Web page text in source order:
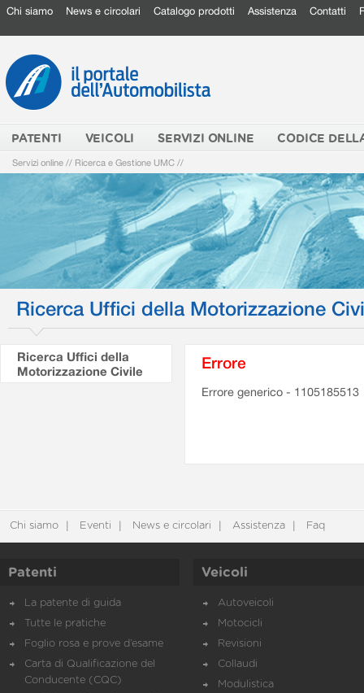
Chi siamo News e circolari Catalogo prodotti Assistenza Contatti
PATENTI VEICOLI SERVIZI ONLINE CODICE
Servizi online // Ricerca e Gestione UMC //
Ricerca Uffici della Motorizzazione
Ricerca Uffici della
Motorizzazione Civile
Errore
Errore generico - 1105185513
Chi siamo Eventi News e circolari Assistenza Faq
Patenti
La patente di guida
Tutte le pratiche
Foglio rosa e prove d’esame
Carta di Qualificazione del
Conducente (CQC)
Veicoli
Autoveicoli
Motocicli
Revisioni
Collaudi
Modulistica